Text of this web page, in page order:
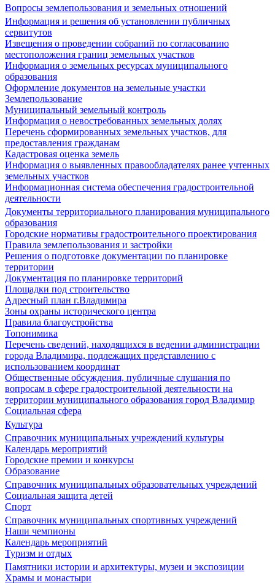
Вопросы землепользования и земельных отношений
Информация и решения об установлении публичных
сервитутов
Извещения о проведении собраний по согласованию
местоположения границ земельных участков
Информация о земельных ресурсах муниципального
образования
Оформление документов на земельные участки
Землепользование
Муниципальный земельный контроль
Информация о невостребованных земельных долях
Перечень сформированных земельных участков, для
предоставления гражданам
Кадастровая оценка земель
Информация о выявленных правообладателях ранее учтенных
земельных участков
Информационная система обеспечения градостроительной
деятельности
Документы территориального планирования муниципального
образования
Городские нормативы градостроительного проектирования
Правила землепользования и застройки
Решения о подготовке документации по планировке
территории
Документация по планировке территорий
Площадки под строительство
Адресный план г.Владимира
Зоны охраны исторического центра
Правила благоустройства
Топонимика
Перечень сведений, находящихся в ведении администрации
города Владимира, подлежащих представлению с
использованием координат
Общественные обсуждения, публичные слушания по
вопросам в сфере градостроительной деятельности на
территории муниципального образования город Владимир
Социальная сфера
Культура
Справочник муниципальных учреждений культуры
Календарь мероприятий
Городские премии и конкурсы
Образование
Справочник муниципальных образовательных учреждений
Социальная защита детей
Спорт
Справочник муниципальных спортивных учреждений
Наши чемпионы
Календарь мероприятий
Туризм и отдых
Памятники истории и архитектуры, музеи и экспозиции
Храмы и монастыри